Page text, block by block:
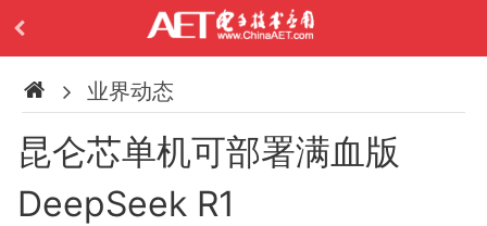
业界动态
昆仑芯单机可部署满血版
DeepSeek R1